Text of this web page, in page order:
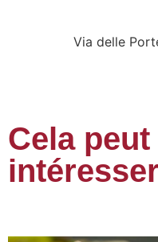
Via delle
Cela
intéresser